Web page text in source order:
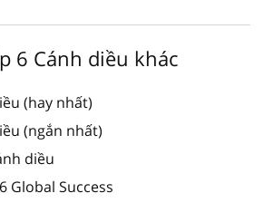
6 Cánh diều khác
(hay nhất)
(ngắn nhất)
diều
Global Success